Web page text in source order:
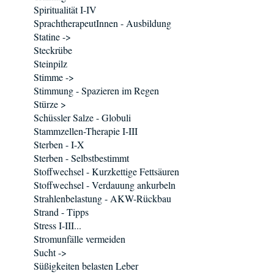
Spiritualität I-IV
SprachtherapeutInnen - Ausbildung
Statine ->
Steckrübe
Steinpilz
Stimme ->
Stimmung - Spazieren im Regen
Stürze >
Schüssler Salze - Globuli
Stammzellen-Therapie I-III
Sterben - I-X
Sterben - Selbstbestimmt
Stoffwechsel - Kurzkettige Fettsäuren
Stoffwechsel - Verdauung ankurbeln
Strahlenbelastung - AKW-Rückbau
Strand - Tipps
Stress I-III...
Stromunfälle vermeiden
Sucht ->
Süßigkeiten belasten Leber